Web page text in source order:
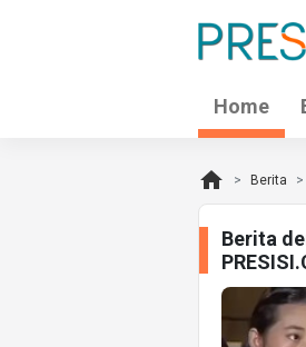
Home
home Berita
Berita